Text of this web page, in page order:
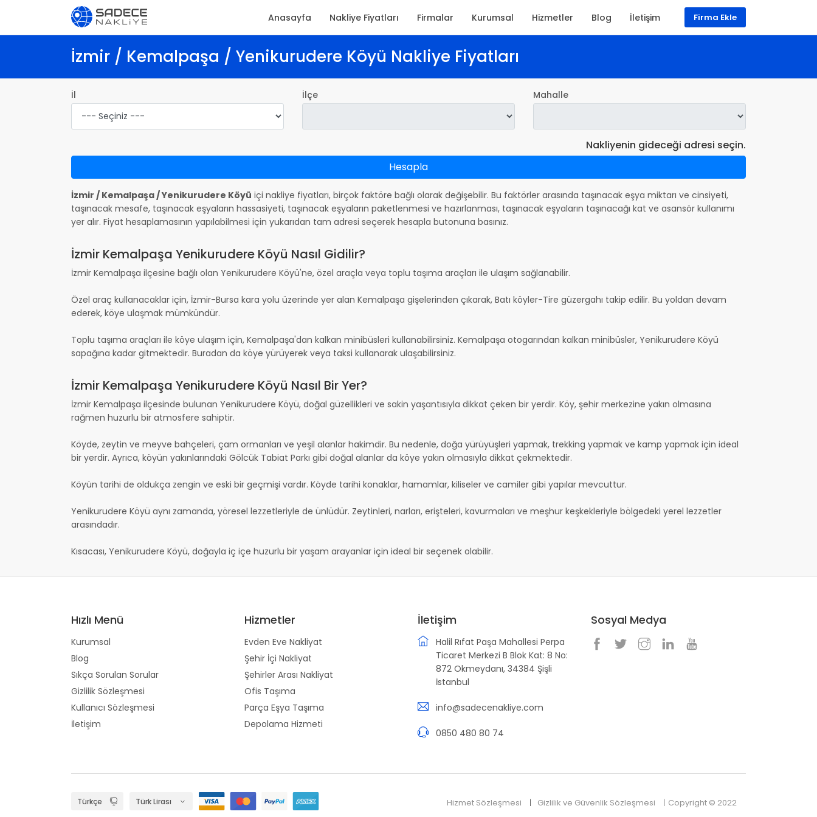
İzmir / Kemalpaşa / Yenikurudere Köyü Nakliye Fiyatları
İl İlçe Mahalle
Nakliyenin gideceği adresi seçin.
Hesapla
İzmir / Kemalpaşa / Yenikurudere Köyü içi nakliye fiyatları, birçok faktöre bağlı olarak değişebilir. Bu faktörler arasında taşınacak eşya miktarı ve cinsiyeti,
taşınacak mesafe, taşınacak eşyaların hassasiyeti, taşınacak eşyaların paketlenmesi ve hazırlanması, taşınacak eşyaların taşınacağı kat ve asansör kullanımı
yer alır. Fiyat hesaplamasının yapılabilmesi için yukarıdan tam adresi seçerek hesapla butonuna basınız.
İzmir Kemalpaşa Yenikurudere Köyü Nasıl Gidilir?
İzmir Kemalpaşa ilçesine bağlı olan Yenikurudere Köyü'ne, özel araçla veya toplu taşıma araçları ile ulaşım sağlanabilir.
Özel araç kullanacaklar için, İzmir-Bursa kara yolu üzerinde yer alan Kemalpaşa gişelerinden çıkarak, Batı köyler-Tire güzergahı takip edilir. Bu yoldan devam
ederek, köye ulaşmak mümkündür.
Toplu taşıma araçları ile köye ulaşım için, Kemalpaşa'dan kalkan minibüsleri kullanabilirsiniz. Kemalpaşa otogarından kalkan minibüsler, Yenikurudere Köyü
sapağına kadar gitmektedir. Buradan da köye yürüyerek veya taksi kullanarak ulaşabilirsiniz.
İzmir Kemalpaşa Yenikurudere Köyü Nasıl Bir Yer?
İzmir Kemalpaşa ilçesinde bulunan Yenikurudere Köyü, doğal güzellikleri ve sakin yaşantısıyla dikkat çeken bir yerdir. Köy, şehir merkezine yakın olmasına
rağmen huzurlu bir atmosfere sahiptir.
Köyde, zeytin ve meyve bahçeleri, çam ormanları ve yeşil alanlar hakimdir. Bu nedenle, doğa yürüyüşleri yapmak, trekking yapmak ve kamp yapmak için ideal
bir yerdir. Ayrıca, köyün yakınlarındaki Gölcük Tabiat Parkı gibi doğal alanlar da köye yakın olmasıyla dikkat çekmektedir.
Köyün tarihi de oldukça zengin ve eski bir geçmişi vardır. Köyde tarihi konaklar, hamamlar, kiliseler ve camiler gibi yapılar mevcuttur.
Yenikurudere Köyü aynı zamanda, yöresel lezzetleriyle de ünlüdür. Zeytinleri, narları, erişteleri, kavurmaları ve meşhur keşkekleriyle bölgedeki yerel lezzetler
arasındadır.
Kısacası, Yenikurudere Köyü, doğayla iç içe huzurlu bir yaşam arayanlar için ideal bir seçenek olabilir.
Hızlı Menü
Kurumsal
Blog
Sıkça Sorulan Sorular
Gizlilik Sözleşmesi
Kullanıcı Sözleşmesi
İletişim
Hizmetler
Evden Eve Nakliyat
Şehir İçi Nakliyat
Şehirler Arası Nakliyat
Ofis Taşıma
Parça Eşya Taşıma
Depolama Hizmeti
İletişim
Halil Rıfat Paşa Mahallesi Perpa
Ticaret Merkezi B Blok Kat: 8 No:
872 Okmeydanı, 34384 Şişli
İstanbul
info@sadecenakliye.com
0850 480 80 74
Sosyal Medya
Hizmet Sözleşmesi Gizlilik ve Güvenlik Sözleşmesi Copyright © 2022
Firma Ekle
Anasayfa Nakliye Fiyatları Firmalar Kurumsal Hizmetler Blog İletişim